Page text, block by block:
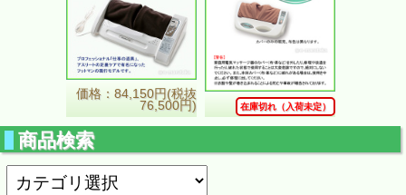
価格：84,150円(税抜
76,500円)
在庫切れ（入荷未定）
商品検索